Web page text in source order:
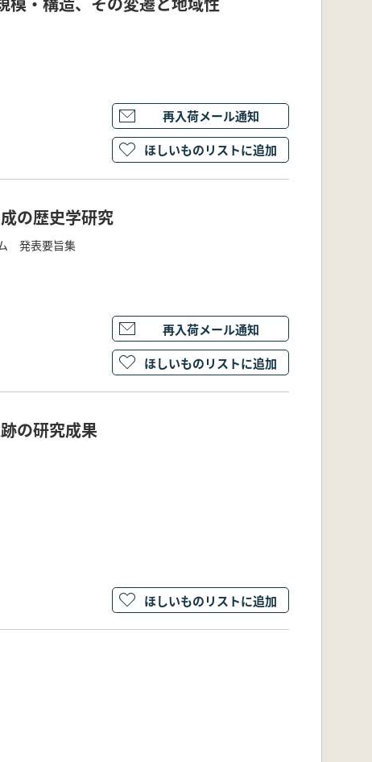
再入荷メール通知
ほしいものリストに追加
の歴史学研究
発表要旨集
再入荷メール通知
ほしいものリストに追加
の研究成果
ほしいものリストに追加